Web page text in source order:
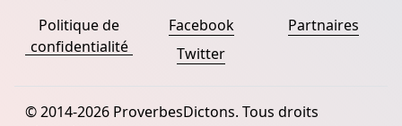
Politique de
confidentialité
Facebook
Twitter
Partnaires
© 2014-2026 ProverbesDictons. Tous droits